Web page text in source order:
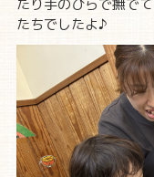
たり手のひらで撫で
たちでしたよ♪